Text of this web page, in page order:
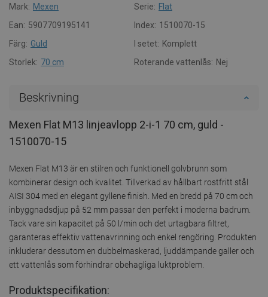
Mark: Mexen Serie: Flat
Ean: 5907709195141 Index: 1510070-15
Färg: Guld I setet: Komplett
Storlek: 70 cm Roterande vattenlås: Nej
Beskrivning
Mexen Flat M13 linjeavlopp 2-i-1 70 cm, guld -
1510070-15
Mexen Flat M13 är en stilren och funktionell golvbrunn som
kombinerar design och kvalitet. Tillverkad av hållbart rostfritt stål
AISI 304 med en elegant gyllene finish. Med en bredd på 70 cm och
inbyggnadsdjup på 52 mm passar den perfekt i moderna badrum.
Tack vare sin kapacitet på 50 l/min och det urtagbara filtret,
garanteras effektiv vattenavrinning och enkel rengöring. Produkten
inkluderar dessutom en dubbelmaskerad, ljuddämpande galler och
ett vattenlås som förhindrar obehagliga luktproblem.
Produktspecifikation: